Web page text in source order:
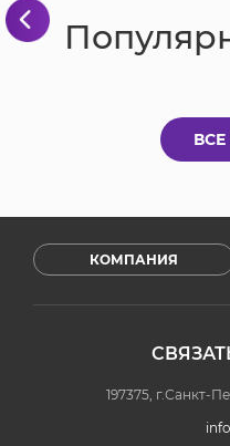
КОМПАНИЯ
197375, г.Санкт-